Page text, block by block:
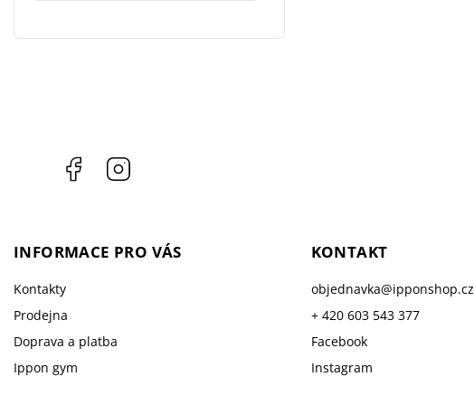
Facebook
INFORMACE PRO VÁS
Kontakty
Prodejna
Doprava a platba
Ippon gym
KONTAKT
objednavka@ipponshop.cz
+ 420 603 543 377
Facebook
Instagram